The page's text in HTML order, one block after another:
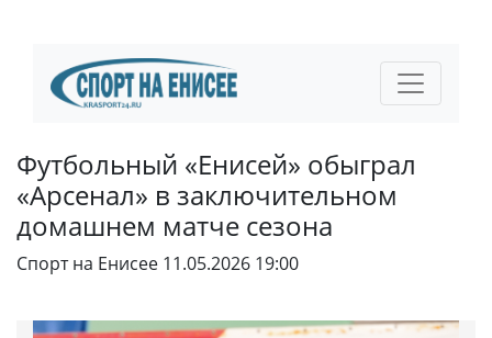
Футбольный «Енисей» обыграл
«Арсенал» в заключительном
домашнем матче сезона
Спорт на Енисее 11.05.2026 19:00